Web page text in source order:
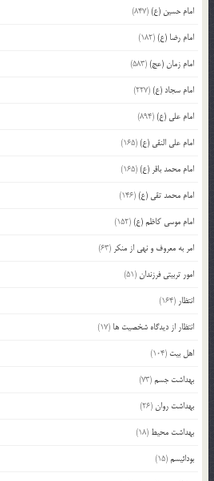
امام حسین (ع)(847)
امام رضا (ع)(182)
امام زمان (عج)(583)
امام سجاد (ع)(227)
امام علی (ع)(894)
امام علی النقی (ع)(165)
امام محمد باقر (ع)(165)
امام محمد تقی (ع)(146)
امام موسی کاظم (ع)(152)
امر به معروف و نهی از منکر (63)
امور تربیتی فرزندان(51)
انتظار (164)
انتظار از دیدگاه شخصیت ها (17)
اهل بیت (104)
بهداشت جسم(73)
بهداشت روان(26)
بهداشت محیط (18)
بودائیسم(15)